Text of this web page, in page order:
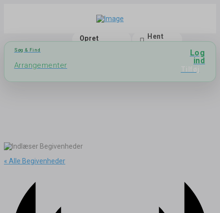
Opret
Hent
Søg & Find
Arrangementer
Log
ind
« Alle Begivenheder